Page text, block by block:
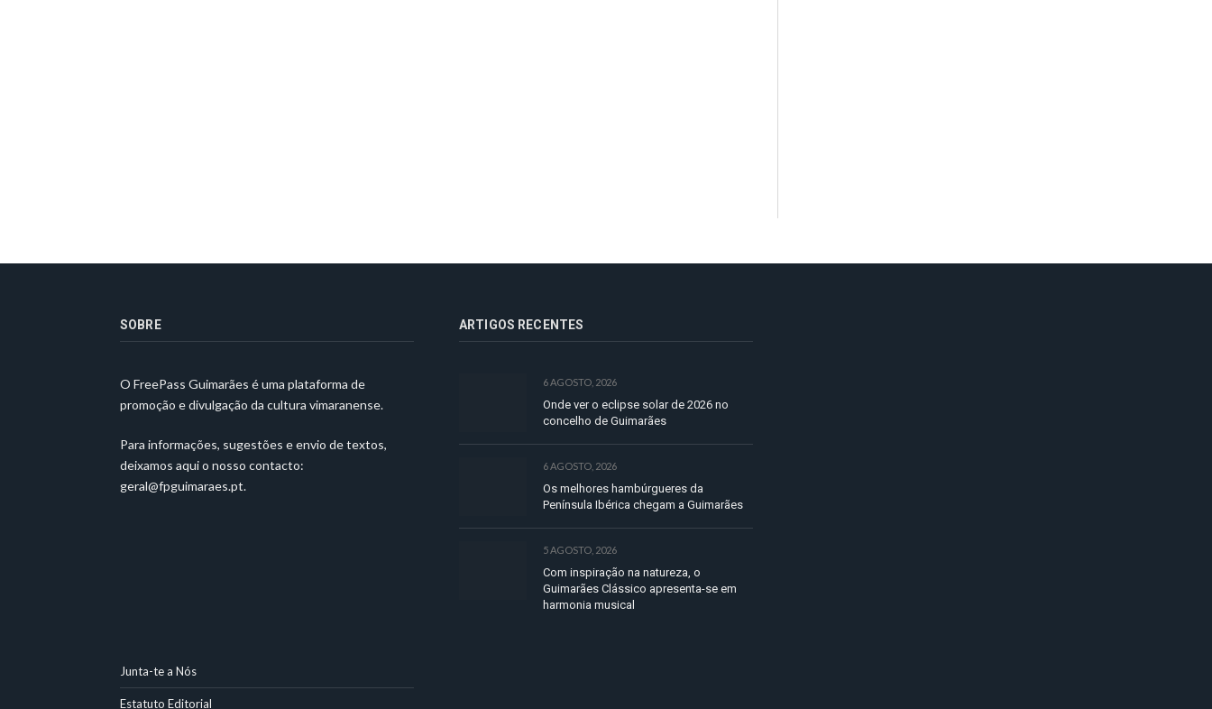
SOBRE
O FreePass Guimarães é uma plataforma de
promoção e divulgação da cultura vimaranense.
Para informações, sugestões e envio de textos,
deixamos aqui o nosso contacto:
geral@fpguimaraes.pt.
ARTIGOS RECENTES
6 AGOSTO, 2026
Onde ver o eclipse solar de 2026 no
concelho de Guimarães
6 AGOSTO, 2026
Os melhores hambúrgueres da
Península Ibérica chegam a Guimarães
5 AGOSTO, 2026
Com inspiração na natureza, o
Guimarães Clássico apresenta-se em
harmonia musical
Junta-te a Nós
Estatuto Editorial